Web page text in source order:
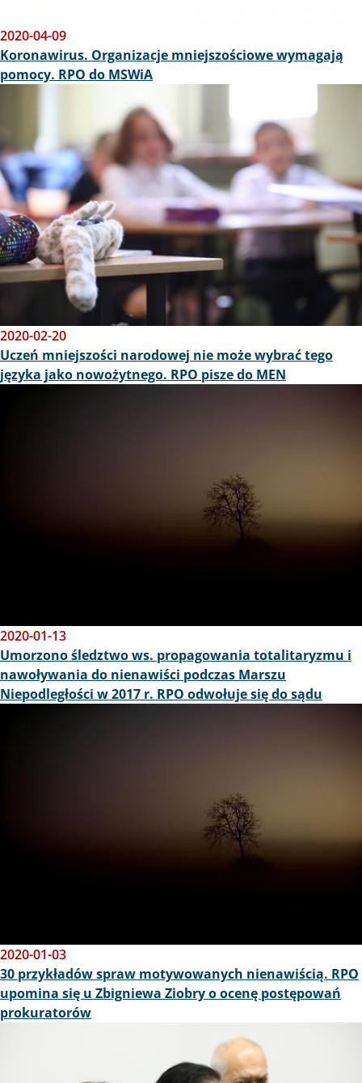
2020-04-09
Koronawirus. Organizacje mniejszościowe wymagają
pomocy. RPO do MSWiA
2020-02-20
Uczeń mniejszości narodowej nie może wybrać tego
języka jako nowożytnego. RPO pisze do MEN
2020-01-13
Umorzono śledztwo ws. propagowania totalitaryzmu i
nawoływania do nienawiści podczas Marszu
Niepodległości w 2017 r. RPO odwołuje się do sądu
2020-01-03
30 przykładów spraw motywowanych nienawiścią. RPO
upomina się u Zbigniewa Ziobry o ocenę postępowań
prokuratorów